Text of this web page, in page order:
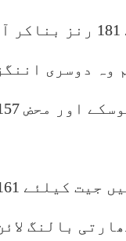
ہوئے 185 رنز بنائے جبکہ میزبان
ملی تاہم وہ دوسری
بالنگ